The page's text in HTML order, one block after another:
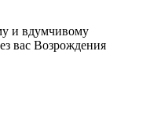
и вдумчивому
вас Возрождения